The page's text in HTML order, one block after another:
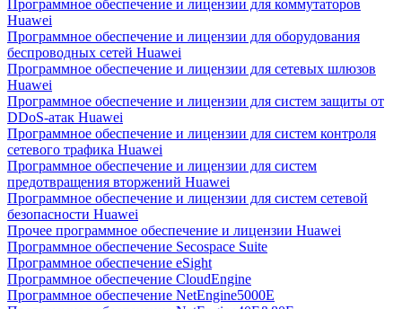
Программное обеспечение и лицензии для коммутаторов
Huawei
Программное обеспечение и лицензии для оборудования
беспроводных сетей Huawei
Программное обеспечение и лицензии для сетевых шлюзов
Huawei
Программное обеспечение и лицензии для систем защиты от
DDoS-атак Huawei
Программное обеспечение и лицензии для систем контроля
сетевого трафика Huawei
Программное обеспечение и лицензии для систем
предотвращения вторжений Huawei
Программное обеспечение и лицензии для систем сетевой
безопасности Huawei
Прочее программное обеспечение и лицензии Huawei
Программное обеспечение Secospace Suite
Программное обеспечение eSight
Программное обеспечение CloudEngine
Программное обеспечение NetEngine5000E